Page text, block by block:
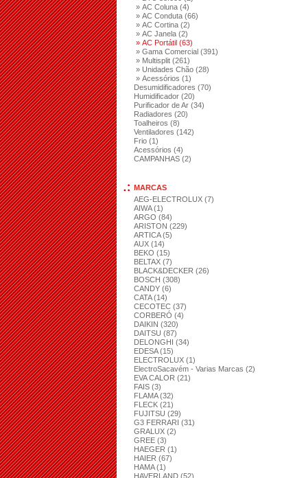
» AC Coluna (4)
» AC Conduta (66)
» AC Cortina (2)
» AC Janela (2)
» AC Portátil (63)
» Gama Comercial (391)
» Multisplit (261)
» Unidades Chão (28)
» Acessórios (1)
Desumidificadores (70)
Humidificador (20)
Purificador de Ar (34)
Radiadores (20)
Toalheiros (8)
Ventiladores (142)
Frio (1)
Acessórios (4)
CAMPANHAS (2)
MARCAS
AEG-ELECTROLUX (7)
AIWA (1)
ARGO (84)
ARISTON (229)
ARTICA (5)
AUX (14)
BEKO (15)
BELTAX (7)
BLACK&DECKER (26)
BOSCH (308)
CANDY (6)
CATA (14)
CECOTEC (37)
CORBERÓ (4)
DAIKIN (320)
DAITSU (87)
DELONGHI (34)
EDESA (15)
ELECTROLUX (1)
ElectroSacavém - Varias Marcas (2)
EVA CALOR (21)
FAIS (3)
FLAMA (32)
FLECK (21)
FUJITSU (29)
G3 FERRARI (31)
GRALUX (2)
GREE (3)
HAEGER (1)
HAIER (67)
HAMA (1)
HAVERLAND (52)